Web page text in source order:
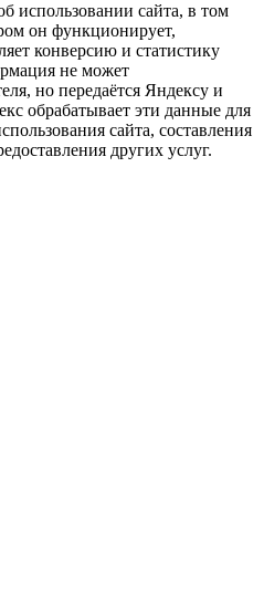
использовании сайта, в том
он функционирует,
конверсию и статистику
не может
но передаётся Яндексу и
обрабатывает эти данные для
сайта, составления
других услуг.